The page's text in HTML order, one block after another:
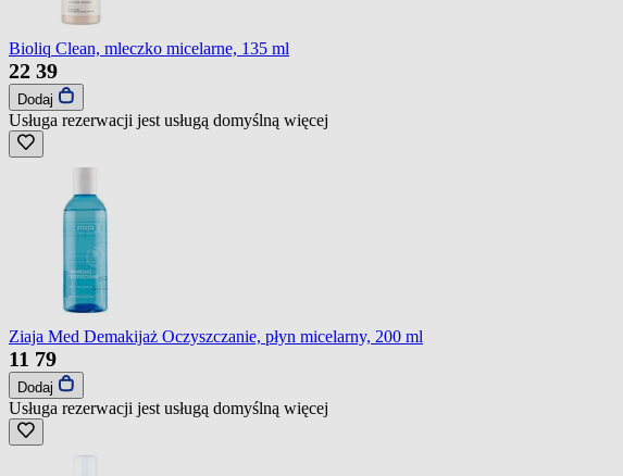
Bioliq Clean, mleczko micelarne, 135 ml
22 39
Dodaj
Usługa rezerwacji jest usługą domyślną więcej
Ziaja Med Demakijaż Oczyszczanie, płyn micelarny, 200 ml
11 79
Dodaj
Usługa rezerwacji jest usługą domyślną więcej